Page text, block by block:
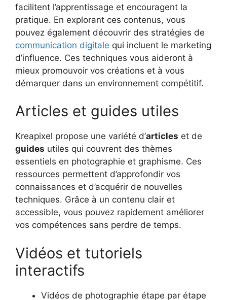
facilitent l’apprentissage et encouragent la
pratique. En explorant ces contenus, vous
pouvez également découvrir des stratégies de
communication digitale qui incluent le marketing
d’influence. Ces techniques vous aideront à
mieux promouvoir vos créations et à vous
démarquer dans un environnement compétitif.
Articles et guides utiles
Kreapixel propose une variété d’articles et de
guides utiles qui couvrent des thèmes
essentiels en photographie et graphisme. Ces
ressources permettent d’approfondir vos
connaissances et d’acquérir de nouvelles
techniques. Grâce à un contenu clair et
accessible, vous pouvez rapidement améliorer
vos compétences sans perdre de temps.
Vidéos et tutoriels
interactifs
Vidéos de photographie étape par étape